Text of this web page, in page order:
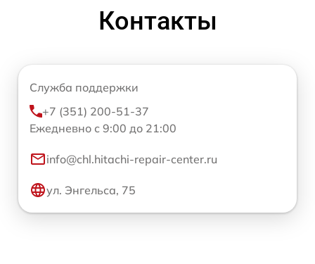
Контакты
Служба поддержки
+7 (351) 200-51-37
Ежедневно с 9:00 до 21:00
info@chl.hitachi-repair-center.ru
ул. Энгельса, 75